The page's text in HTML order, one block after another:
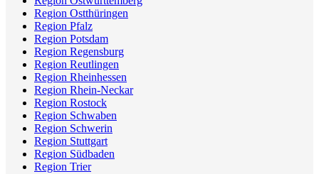
Region Ostthüringen
Region Pfalz
Region Potsdam
Region Regensburg
Region Reutlingen
Region Rheinhessen
Region Rhein-Neckar
Region Rostock
Region Schwaben
Region Schwerin
Region Stuttgart
Region Südbaden
Region Trier